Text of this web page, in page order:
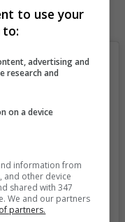
las que terminó
to use your
to:
advertising and
research and
on a device
information from
and other device
shared with 347
We and our partners
partners.